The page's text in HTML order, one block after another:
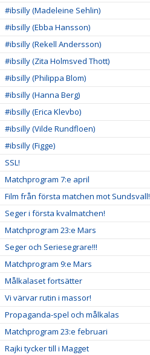
#ibsilly (Madeleine Sehlin)
#ibsilly (Ebba Hansson)
#ibsilly (Rekell Andersson)
#ibsilly (Zita Holmsved Thott)
#ibsilly (Philippa Blom)
#ibsilly (Hanna Berg)
#ibsilly (Erica Klevbo)
#ibsilly (Vilde Rundfloen)
#ibsilly (Figge)
SSL!
Matchprogram 7:e april
Film från första matchen mot Sundsvall!
Seger i första kvalmatchen!
Matchprogram 23:e Mars
Seger och Seriesegrare!!!
Matchprogram 9:e Mars
Målkalaset fortsätter
Vi värvar rutin i massor!
Propaganda-spel och målkalas
Matchprogram 23:e februari
Rajki tycker till i Magget